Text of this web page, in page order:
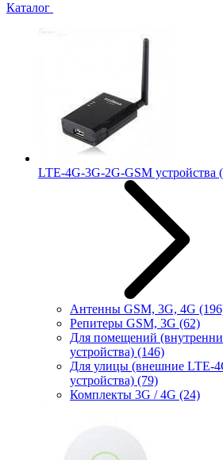
Каталог
LTE-4G-3G-2G-GSM устройства
Антенны GSM, 3G, 4G
Репитеры GSM, 3G (62)
Для помещений
устройства) (146)
Для улицы (внешние LTE-
устройства) (79)
Комплекты 3G / 4G (24)